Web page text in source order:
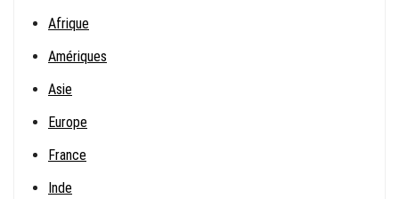
Afrique
Amériques
Asie
Europe
France
Inde